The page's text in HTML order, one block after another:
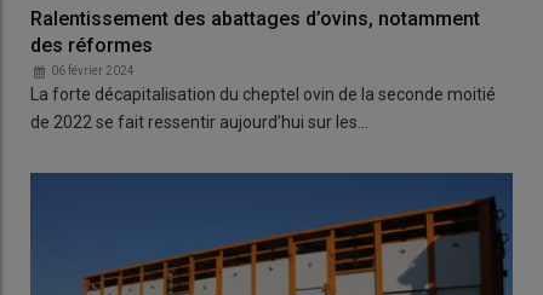
Ralentissement des abattages d’ovins, notamment
des réformes
06 février 2024
La forte décapitalisation du cheptel ovin de la seconde moitié
de 2022 se fait ressentir aujourd’hui sur les…